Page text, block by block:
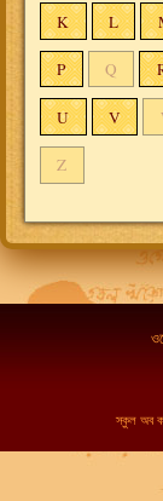
K L
P Q
U V
Z
স্কুল অব